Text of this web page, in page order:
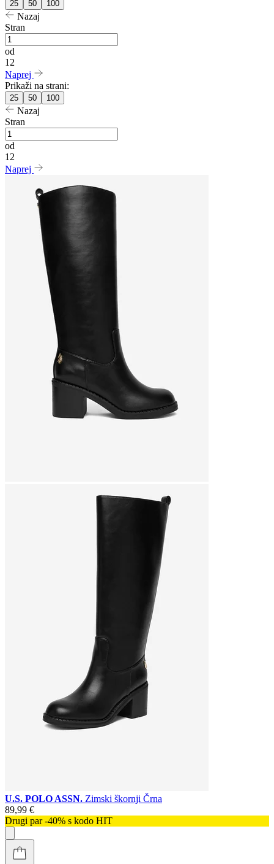
25 50 100
Nazaj
Stran
od
12
Naprej
Prikaži na strani:
25 50 100
Nazaj
Stran
od
12
Naprej
U.S. POLO ASSN. Zimski škornji Črna
89,99 €
Drugi par -40% s kodo HIT